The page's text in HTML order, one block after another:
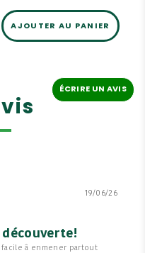
AJOUTER AU PANIER
ÉCRIRE UN AVIS
19/06/26
découverte!
â enmener partout